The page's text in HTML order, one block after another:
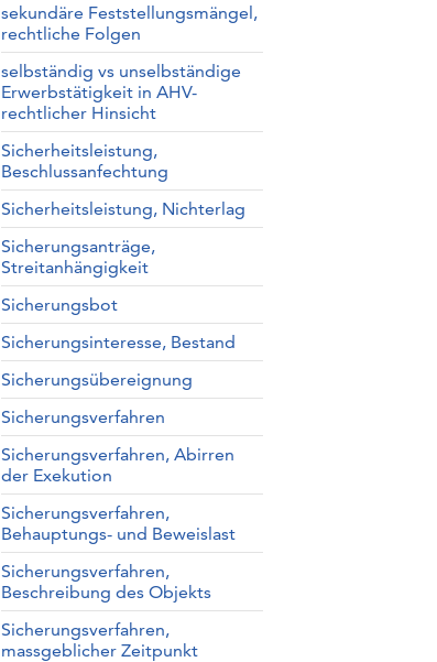
sekundäre Feststellungsmängel,
rechtliche Folgen
selbständig vs unselbständige
Erwerbstätigkeit in AHV-
rechtlicher Hinsicht
Sicherheitsleistung,
Beschlussanfechtung
Sicherheitsleistung, Nichterlag
Sicherungsanträge,
Streitanhängigkeit
Sicherungsbot
Sicherungsinteresse, Bestand
Sicherungsübereignung
Sicherungsverfahren
Sicherungsverfahren, Abirren
der Exekution
Sicherungsverfahren,
Behauptungs- und Beweislast
Sicherungsverfahren,
Beschreibung des Objekts
Sicherungsverfahren,
massgeblicher Zeitpunkt